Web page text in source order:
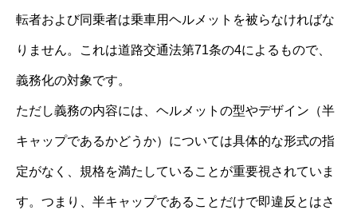
転者および同乗者は乗車用ヘルメットを被らなければな
りません。これは道路交通法第71条の4によるもので、
義務化の対象です。
ただし義務の内容には、ヘルメットの型やデザイン（半
キャップであるかどうか）については具体的な形式の指
定がなく、規格を満たしていることが重要視されていま
す。つまり、半キャップであることだけで即違反とはさ